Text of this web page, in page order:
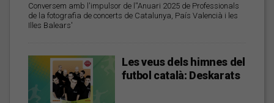
Conversem amb l'impulsor de l''Anuari 2025 de Professionals
de la fotografia de concerts de Catalunya, País Valencià i les
Illes Balears'
Les veus dels himnes del
futbol català: Deskarats